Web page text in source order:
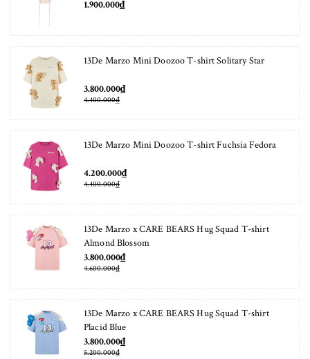
1.900.000₫
13De Marzo Mini Doozoo T-shirt Solitary Star
3.800.000₫
4.400.000₫
13De Marzo Mini Doozoo T-shirt Fuchsia Fedora
4.200.000₫
4.400.000₫
13De Marzo x CARE BEARS Hug Squad T-shirt
Almond Blossom
3.800.000₫
4.600.000₫
13De Marzo x CARE BEARS Hug Squad T-shirt
Placid Blue
3.800.000₫
5.200.000₫